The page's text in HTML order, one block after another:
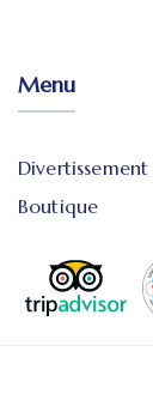
Menu
Boutique